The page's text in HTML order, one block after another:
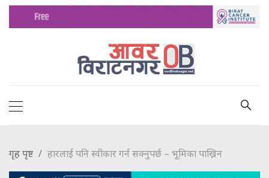
गृह पृष्ट हारलाई पनि स्वीकार गर्न सक्नुपर्छ – भूमिका पाख्रिन